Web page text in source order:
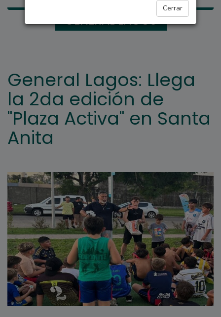
Cerrar
GENERAL LAGOS
General Lagos: Llega
la 2da edición de
"Plaza Activa" en Santa
Anita